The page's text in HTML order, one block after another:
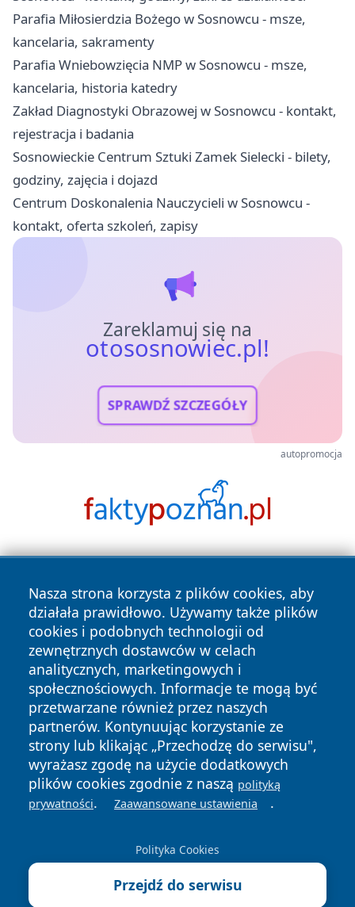
Parafia Miłosierdzia Bożego w Sosnowcu - msze,
kancelaria, sakramenty
Parafia Wniebowzięcia NMP w Sosnowcu - msze,
kancelaria, historia katedry
Zakład Diagnostyki Obrazowej w Sosnowcu - kontakt,
rejestracja i badania
Sosnowieckie Centrum Sztuki Zamek Sielecki - bilety,
godziny, zajęcia i dojazd
Centrum Doskonalenia Nauczycieli w Sosnowcu -
kontakt, oferta szkoleń, zapisy
Zareklamuj się na
otososnowiec.pl!
SPRAWDŹ SZCZEGÓŁY
autopromocja
Nasza strona korzysta z plików cookies, aby
działała prawidłowo. Używamy także plików
cookies i podobnych technologii od
zewnętrznych dostawców w celach
analitycznych, marketingowych i
społecznościowych. Informacje te mogą być
przetwarzane również przez naszych
partnerów. Kontynuując korzystanie ze
strony lub klikając „Przechodzę do serwisu",
wyrażasz zgodę na użycie dodatkowych
plików cookies zgodnie z naszą polityką
prywatności. Zaawansowane ustawienia .
Polityka Cookies
Przejdź do serwisu
Copyright © 2026 otososnowiec.pl Wszystkie prawa
zastrzeżone.
News Autorzy
Polityka
Prywatności
Polityka
Cookies